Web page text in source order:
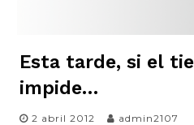
Esta tarde, si el
impide…
2 abril 2012 admin2107